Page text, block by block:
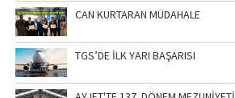
CAN KURTARAN MÜDAHALE
TGS’DE İLK YARI BAŞARISI